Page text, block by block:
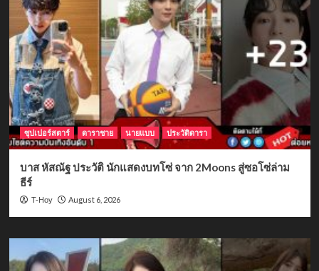
ซุปเปอร์สตาร์ ดาราชาย นายแบบ ประวัติดารา
บาส หัสณัฐ ประวัติ นักแสดงบทโซ่ จาก 2Moons สู่ซอโซ่ล่าม
ธีร์
T-Hoy August 6, 2026